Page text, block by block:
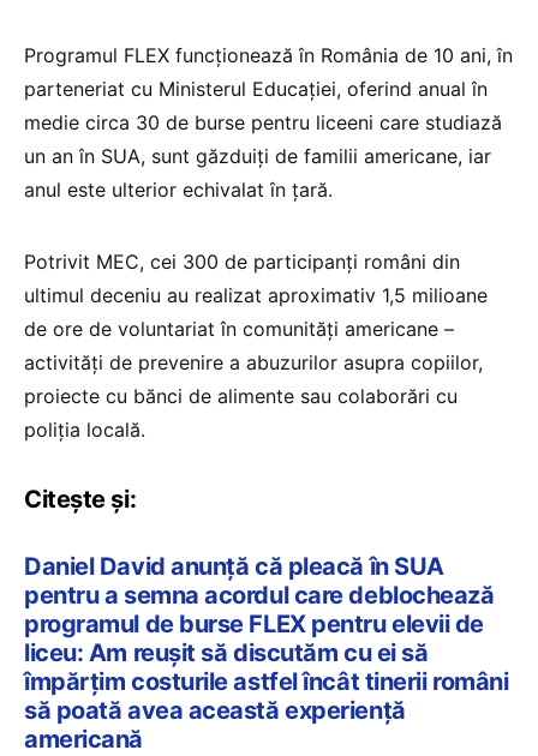
Programul FLEX funcționează în România de 10 ani, în
parteneriat cu Ministerul Educației, oferind anual în
medie circa 30 de burse pentru liceeni care studiază
un an în SUA, sunt găzduiți de familii americane, iar
anul este ulterior echivalat în țară.
Potrivit MEC, cei 300 de participanți români din
ultimul deceniu au realizat aproximativ 1,5 milioane
de ore de voluntariat în comunități americane –
activități de prevenire a abuzurilor asupra copiilor,
proiecte cu bănci de alimente sau colaborări cu
poliția locală.
Citește și:
Daniel David anunță că pleacă în SUA
pentru a semna acordul care deblochează
programul de burse FLEX pentru elevii de
liceu: Am reușit să discutăm cu ei să
împărțim costurile astfel încât tinerii români
să poată avea această experiență
americană